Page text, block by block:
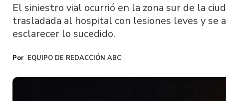
El siniestro vial ocurrió en la zona sur de la
trasladada al hospital con lesiones leves y se
esclarecer lo sucedido.
EQUIPO DE REDACCIÓN ABC